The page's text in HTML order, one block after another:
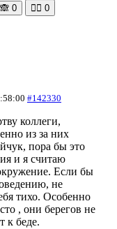
🙈 0 🧘‍♀️ 0
#142330
коллеги,
из за них
пора бы это
и я считаю
Если бы
не
тихо. Особенно
, они берегов не
к беде.